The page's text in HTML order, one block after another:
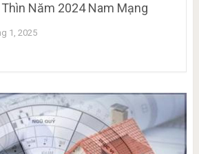
Năm 2024 Nam Mạng
1, 2025